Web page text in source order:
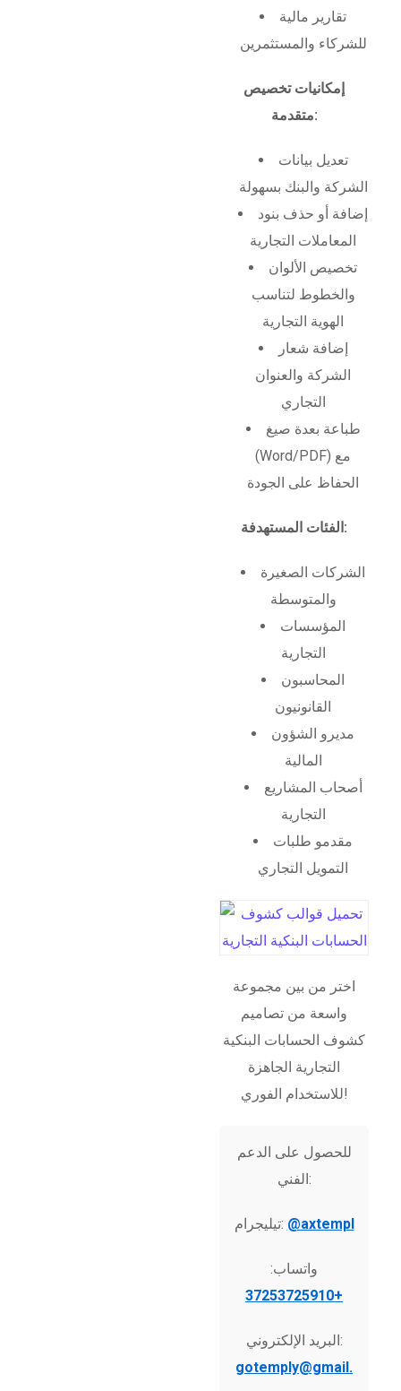
تقارير مالية
للشركاء والمستثمرين
إمكانيات تخصيص
متقدمة:
تعديل بيانات
الشركة والبنك بسهولة
إضافة أو حذف بنود
المعاملات التجارية
تخصيص الألوان
والخطوط لتناسب
الهوية التجارية
إضافة شعار
الشركة والعنوان
التجاري
طباعة بعدة صيغ
(Word/PDF) مع
الحفاظ على الجودة
الفئات المستهدفة:
الشركات الصغيرة
والمتوسطة
المؤسسات
التجارية
المحاسبون
القانونيون
مديرو الشؤون
المالية
أصحاب المشاريع
التجارية
مقدمو طلبات
التمويل التجاري
اختر من بين مجموعة
واسعة من تصاميم
كشوف الحسابات البنكية
التجارية الجاهزة
للاستخدام الفوري!
للحصول على الدعم
الفني:
تيليجرام: @axtempl
واتساب:
+37253725910
البريد الإلكتروني:
gotemply@gmail.